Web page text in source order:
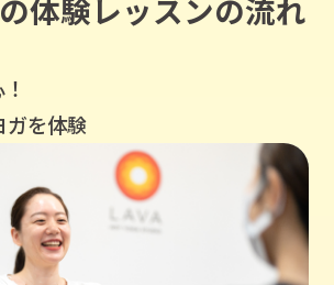
体験レッスンの流れ
ガを体験